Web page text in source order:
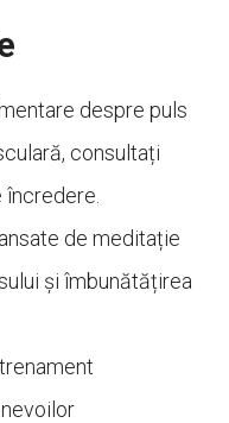
despre puls
consultați
de meditație
și îmbunătățirea